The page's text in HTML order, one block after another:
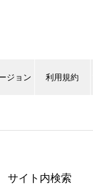
ジョン 利用規約
サイト内検索